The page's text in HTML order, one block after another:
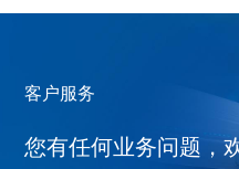
客户服务
您有任何业务问题，